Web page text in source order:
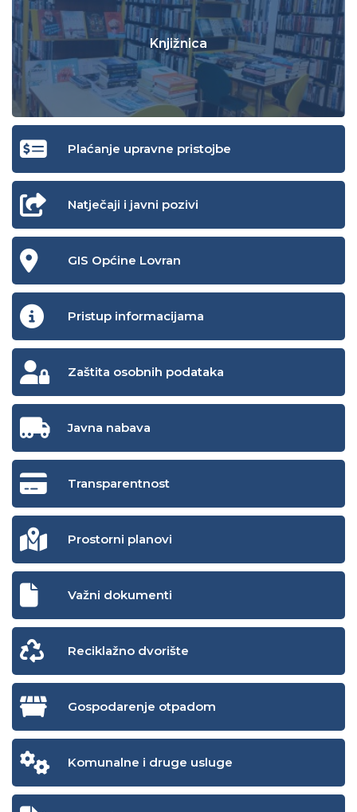
Knjižnica
Plaćanje upravne pristojbe
Natječaji i javni pozivi
GIS Općine Lovran
Pristup informacijama
Zaštita osobnih podataka
Javna nabava
Transparentnost
Prostorni planovi
Važni dokumenti
Reciklažno dvorište
Gospodarenje otpadom
Komunalne i druge usluge